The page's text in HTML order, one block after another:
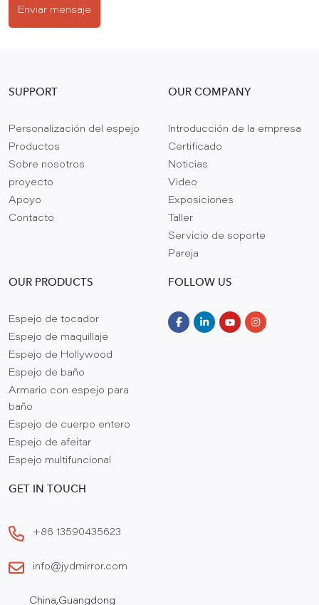
Enviar mensaje
SUPPORT
Personalización del espejo
Productos
Sobre nosotros
proyecto
Apoyo
Contacto
OUR COMPANY
Introducción de la empresa
Certificado
Noticias
Video
Exposiciones
Taller
Servicio de soporte
Pareja
OUR PRODUCTS
Espejo de tocador
Espejo de maquillaje
Espejo de Hollywood
Espejo de baño
Armario con espejo para
baño
Espejo de cuerpo entero
Espejo de afeitar
Espejo multifuncional
FOLLOW US
GET IN TOUCH
+86 13590435623
info@jydmirror.com
China,Guangdong